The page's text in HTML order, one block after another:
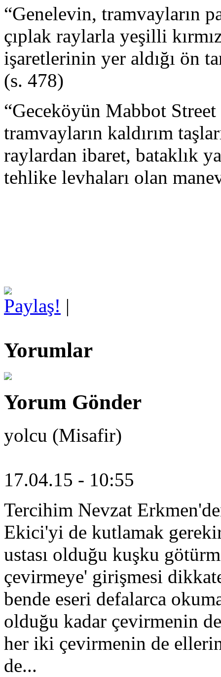
“Genelevin, tramvayların
çıplak raylarla yeşilli
işaretlerinin yer aldığı ön
(s. 478)
“Geceköyün Mabbot
tramvayların kaldırım
raylardan ibaret, bataklık
tehlike levhaları olan
Paylaş! |
Yorumlar
Yorum Gönder
yolcu (Misafir)
17.04.15 - 10:55
Tercihim Nevzat
Ekici'yi de kutlamak
ustası olduğu kuşku
çevirmeye' girişmesi
bende eseri defalarca
olduğu kadar çevirmenin
her iki çevirmenin de
de...